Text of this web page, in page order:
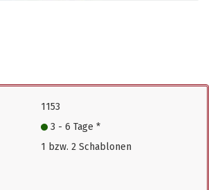
1153
3 - 6 Tage *
1 bzw. 2 Schablonen